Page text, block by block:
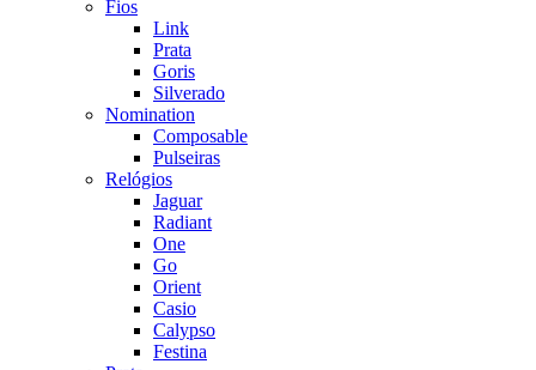
Fios
Link
Prata
Goris
Silverado
Nomination
Composable
Pulseiras
Relógios
Jaguar
Radiant
One
Go
Orient
Casio
Calypso
Festina